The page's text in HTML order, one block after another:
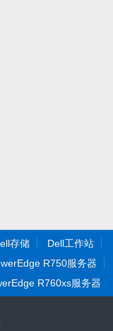
存储
Dell工作站
R750服务器
R760xs服务器